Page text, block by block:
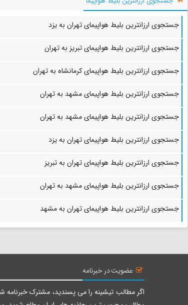
جستجوی ارزانترین بلیط هواپیمای تهران به یزد
جستجوی ارزانترین بلیط هواپیمای تبریز به تهران
جستجوی ارزانترین بلیط هواپیمای کرمانشاه به تهران
جستجوی ارزانترین بلیط هواپیمای مشهد به تهران
جستجوی ارزانترین بلیط هواپیمای مشهد به تهران
جستجوی ارزانترین بلیط هواپیمای تهران به یزد
جستجوی ارزانترین بلیط هواپیمای تهران به تبریز
جستجوی ارزانترین بلیط هواپیمای مشهد به تهران
جستجوی ارزانترین بلیط هواپیمای تهران به مشهد
عضویت در خبرنامه
اگر مطالب تیشینه را می پسندید، مشترک خبرنامه